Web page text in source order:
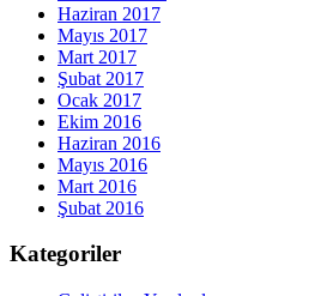
Haziran 2017
Mayıs 2017
Mart 2017
Şubat 2017
Ocak 2017
Ekim 2016
Haziran 2016
Mayıs 2016
Mart 2016
Şubat 2016
Kategoriler